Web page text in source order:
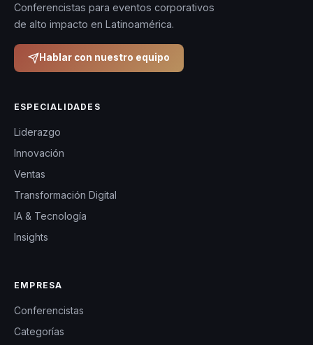
Conferencistas para eventos corporativos
de alto impacto en Latinoamérica.
Hablar con nuestro equipo
ESPECIALIDADES
Liderazgo
Innovación
Ventas
Transformación Digital
IA & Tecnología
Insights
EMPRESA
Conferencistas
Categorías